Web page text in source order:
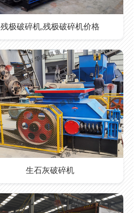
残极破碎机,残极破碎机价格
生石灰破碎机